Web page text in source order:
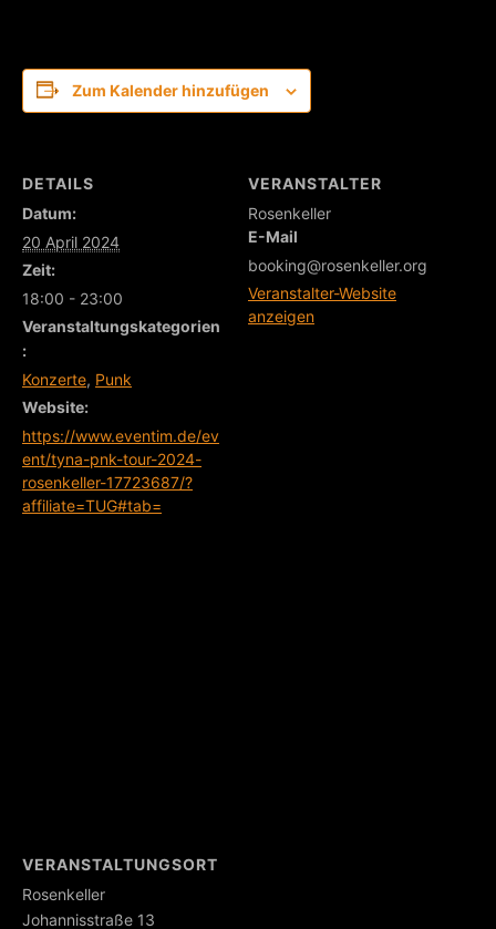
Zum Kalender hinzufügen
DETAILS
Datum:
20 April 2024
Zeit:
18:00 - 23:00
Veranstaltungskategorien
:
Konzerte, Punk
Website:
https://www.eventim.de/ev
ent/tyna-pnk-tour-2024-
rosenkeller-17723687/?
affiliate=TUG#tab=
VERANSTALTER
Rosenkeller
E-Mail
booking@rosenkeller.org
Veranstalter-Website
anzeigen
VERANSTALTUNGSORT
Rosenkeller
Johannisstraße 13